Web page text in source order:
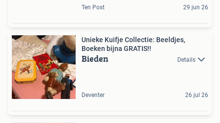
Ten Post 29 jun 26
Unieke Kuifje Collectie: Beeldjes,
Boeken bijna GRATIS!!
Bieden Details
Deventer 26 jul 26